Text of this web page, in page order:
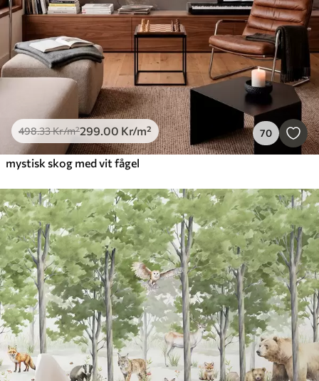
498.33Kr/m²299.00 Kr/m² 70
mystisk skog med vit fågel